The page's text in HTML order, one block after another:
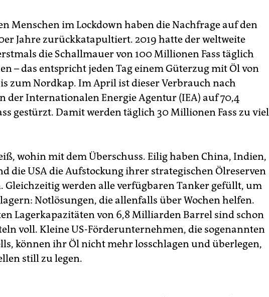
Menschen im Lockdown haben die Nachfrage auf den
Jahre zurückkatapultiert. 2019 hatte der weltweite
die Schallmauer von 100 Millionen Fass täglich
– das entspricht jeden Tag einem Güterzug mit Öl von
zum Nordkap. Im April ist dieser Verbrauch nach
der Internationalen Energie Agentur (IEA) auf 70,4
gestürzt. Damit werden täglich 30 Millionen Fass zu viel
wohin mit dem Überschuss. Eilig haben China, Indien,
die USA die Aufstockung ihrer strategischen Ölreserven
Gleichzeitig werden alle verfügbaren Tanker gefüllt, um
Notlösungen, die allenfalls über Wochen helfen.
Lagerkapazitäten von 6,8 Milliarden Barrel sind schon
voll. Kleine US-Förderunternehmen, die sogenannten
können ihr Öl nicht mehr losschlagen und überlegen,
still zu legen.